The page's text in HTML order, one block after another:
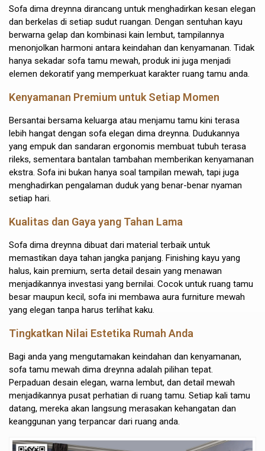
Sofa dima dreynna dirancang untuk menghadirkan kesan elegan
dan berkelas di setiap sudut ruangan. Dengan sentuhan kayu
berwarna gelap dan kombinasi kain lembut, tampilannya
menonjolkan harmoni antara keindahan dan kenyamanan. Tidak
hanya sekadar sofa tamu mewah, produk ini juga menjadi
elemen dekoratif yang memperkuat karakter ruang tamu anda.
Kenyamanan Premium untuk Setiap Momen
Bersantai bersama keluarga atau menjamu tamu kini terasa
lebih hangat dengan sofa elegan dima dreynna. Dudukannya
yang empuk dan sandaran ergonomis membuat tubuh terasa
rileks, sementara bantalan tambahan memberikan kenyamanan
ekstra. Sofa ini bukan hanya soal tampilan mewah, tapi juga
menghadirkan pengalaman duduk yang benar-benar nyaman
setiap hari.
Kualitas dan Gaya yang Tahan Lama
Sofa dima dreynna dibuat dari material terbaik untuk
memastikan daya tahan jangka panjang. Finishing kayu yang
halus, kain premium, serta detail desain yang menawan
menjadikannya investasi yang bernilai. Cocok untuk ruang tamu
besar maupun kecil, sofa ini membawa aura furniture mewah
yang elegan tanpa harus terlihat kaku.
Tingkatkan Nilai Estetika Rumah Anda
Bagi anda yang mengutamakan keindahan dan kenyamanan,
sofa tamu mewah dima dreynna adalah pilihan tepat.
Perpaduan desain elegan, warna lembut, dan detail mewah
menjadikannya pusat perhatian di ruang tamu. Setiap kali tamu
datang, mereka akan langsung merasakan kehangatan dan
keanggunan yang terpancar dari ruang anda.